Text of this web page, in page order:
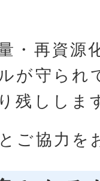
・再資源
が守られ
残ししま
ご協力を